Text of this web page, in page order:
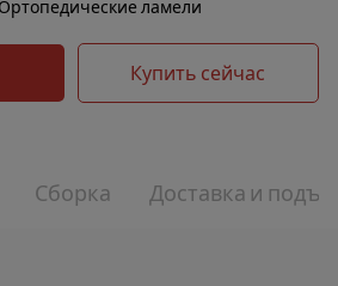
Ортопедические ламели
Купить сейчас
Сборка Доставка и